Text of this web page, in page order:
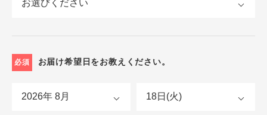
必須 お届け希望日をお教えください。